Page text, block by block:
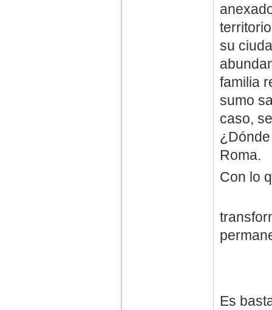
su
familia
sumo
caso,
Roma.
Con lo
Es